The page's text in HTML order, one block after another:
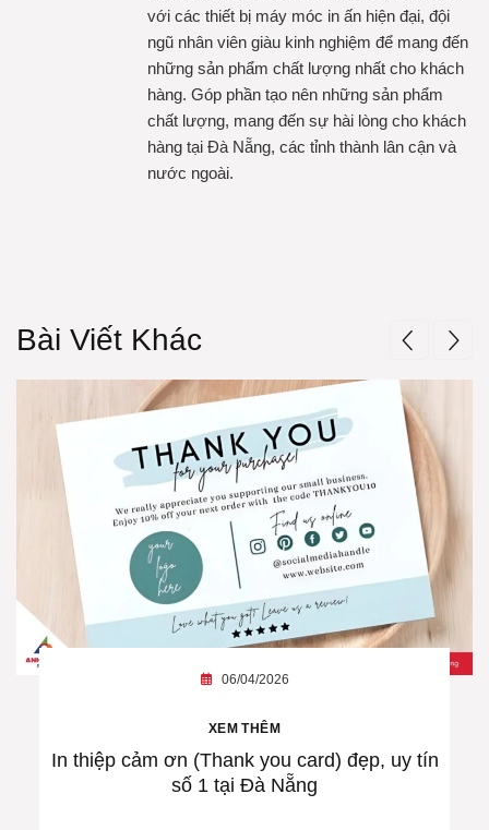
với các thiết bị máy móc in ấn hiện đại, đội
ngũ nhân viên giàu kinh nghiệm để mang đến
những sản phẩm chất lượng nhất cho khách
hàng. Góp phần tạo nên những sản phẩm
chất lượng, mang đến sự hài lòng cho khách
hàng tại Đà Nẵng, các tỉnh thành lân cận và
nước ngoài.
Bài Viết Khác
In thiệp cảm ơn (Thank you card) đẹp, uy tín
số 1 tại Đà Nẵng
06/04/2026
XEM THÊM